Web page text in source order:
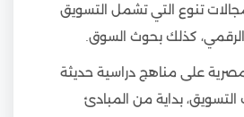
تنوع التي تشمل التسويق
الرقمي، كذلك بحوث السوق.
على مناهج دراسية حديثة
بداية من المبادئ